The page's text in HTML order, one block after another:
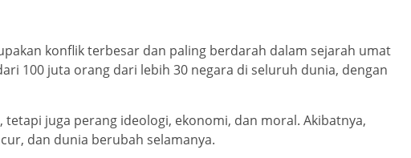
konflik terbesar dan paling berdarah dalam sejarah umat
100 juta orang dari lebih 30 negara di seluruh dunia, dengan
juga perang ideologi, ekonomi, dan moral. Akibatnya,
dan dunia berubah selamanya.